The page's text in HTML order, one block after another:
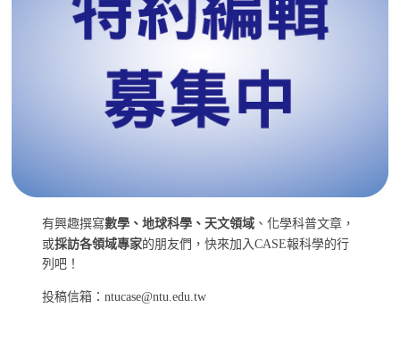
有興趣撰寫數學、地球科學、天文領域 、化學科普文章，
或採訪各領域專家的朋友們，快來加入CASE報科學的行
列吧！
投稿信箱：ntucase@ntu.edu.tw